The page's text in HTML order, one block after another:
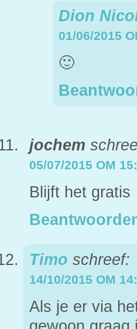
Dion
01/06/2015
🙂
jochem
05/07/2015 OM
Blijft het gratis
Timo schreef:
14/10/2015 OM
Als je er via